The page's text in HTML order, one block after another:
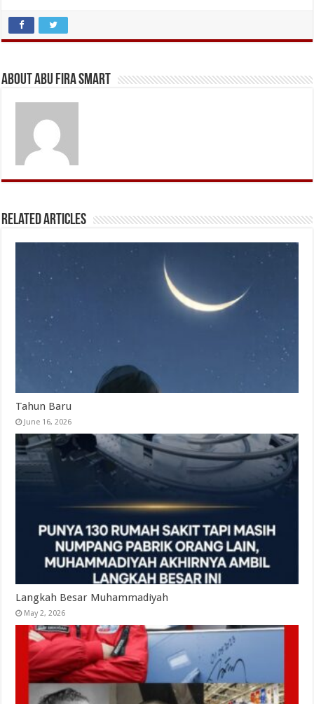
About Abu Fira Smart
Related Articles
Tahun Baru
June 16, 2026
Langkah Besar Muhammadiyah
May 2, 2026